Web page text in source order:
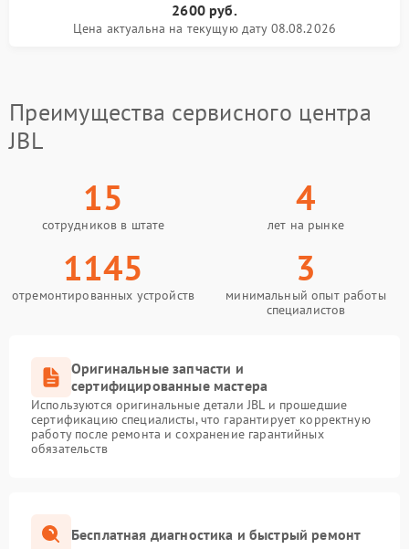
2600 руб.
Цена актуальна на текущую дату 08.08.2026
Преимущества сервисного центра
JBL
15
сотрудников в штате
4
лет на рынке
1145
отремонтированных устройств
3
минимальный опыт работы
специалистов
Оригинальные запчасти и
сертифицированные мастера
Используются оригинальные детали JBL и прошедшие
сертификацию специалисты, что гарантирует корректную
работу после ремонта и сохранение гарантийных
обязательств
Бесплатная диагностика и быстрый ремонт